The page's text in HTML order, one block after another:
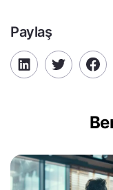
Paylaş